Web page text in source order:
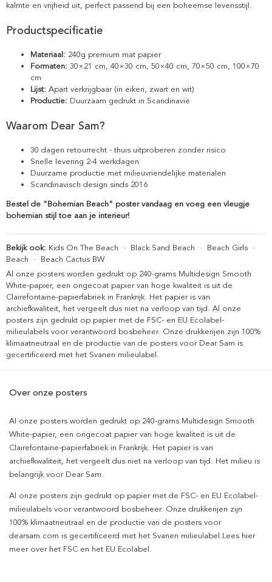
kalmte en vrijheid uit, perfect passend bij een boheemse levensstijl.
Productspecificatie
Materiaal: 240g premium mat papier
Formaten: 30×21 cm, 40×30 cm, 50×40 cm, 70×50 cm, 100×70
cm
Lijst: Apart verkrijgbaar (in eiken, zwart en wit)
Productie: Duurzaam gedrukt in Scandinavië
Waarom Dear Sam?
30 dagen retourrecht - thuis uitproberen zonder risico
Snelle levering 2-4 werkdagen
Duurzame productie met milieuvriendelijke materialen
Scandinavisch design sinds 2016
Bestel de "Bohemian Beach" poster vandaag en voeg een vleugje
bohemian stijl toe aan je interieur!
Bekijk ook: Kids On The Beach · Black Sand Beach · Beach Girls ·
Beach · Beach Cactus BW
Al onze posters worden gedrukt op 240-grams Multidesign Smooth
White-papier, een ongecoat papier van hoge kwaliteit is uit de
Clairefontaine-papierfabriek in Frankrijk. Het papier is van
archiefkwaliteit, het vergeelt dus niet na verloop van tijd. Al onze
posters zijn gedrukt op papier met de FSC- en EU Ecolabel-
milieulabels voor verantwoord bosbeheer. Onze drukkerijen zijn 100%
klimaatneutraal en de productie van de posters voor Dear Sam is
gecertificeerd met het Svanen milieulabel.
Over onze posters
Al onze posters worden gedrukt op 240-grams Multidesign Smooth
White-papier, een ongecoat papier van hoge kwaliteit is uit de
Clairefontaine-papierfabriek in Frankrijk. Het papier is van
archiefkwaliteit, het vergeelt dus niet na verloop van tijd. Het milieu is
belangrijk voor Dear Sam.
Al onze posters zijn gedrukt op papier met de FSC- en EU Ecolabel-
milieulabels voor verantwoord bosbeheer. Onze drukkerijen zijn
100% klimaatneutraal en de productie van de posters voor
dearsam.com is gecertificeerd met het Svanen milieulabel.Lees hier
meer over het FSC en het EU Ecolabel.